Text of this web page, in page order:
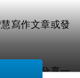
寫作文章或發
言經歷來分享一